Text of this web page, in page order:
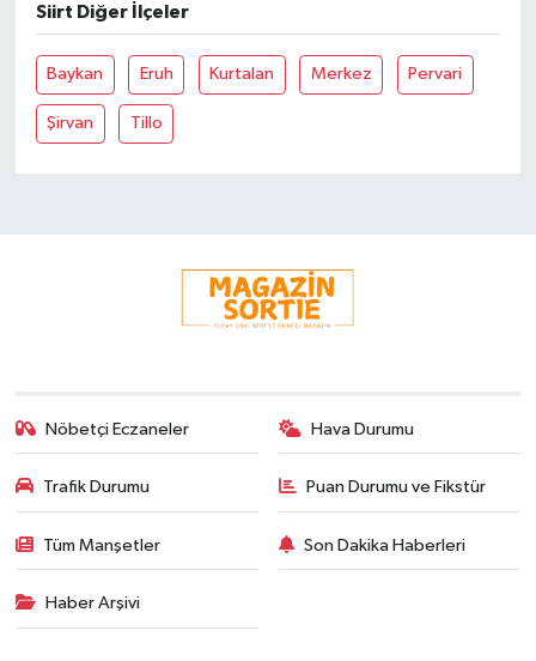
Siirt Diğer İlçeler
Baykan Eruh Kurtalan Merkez Pervari
Şirvan Tillo
Nöbetçi Eczaneler Hava Durumu
Trafik Durumu Puan Durumu ve Fikstür
Tüm Manşetler Son Dakika Haberleri
Haber Arşivi